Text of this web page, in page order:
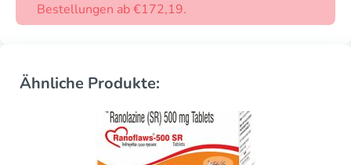
Bestellungen ab €172,19.
Ähnliche Produkte: